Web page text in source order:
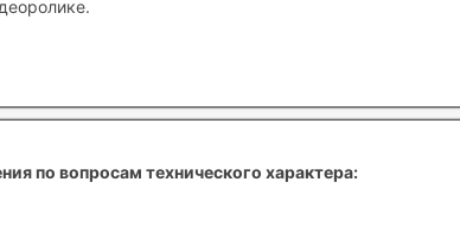
по вопросам технического характера: